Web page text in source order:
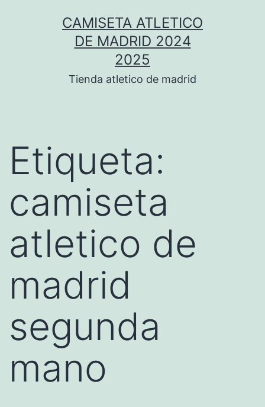
CAMISETA ATLETICO
DE MADRID 2024
2025
Tienda atletico de madrid
Etiqueta:
camiseta
atletico de
madrid
segunda
mano